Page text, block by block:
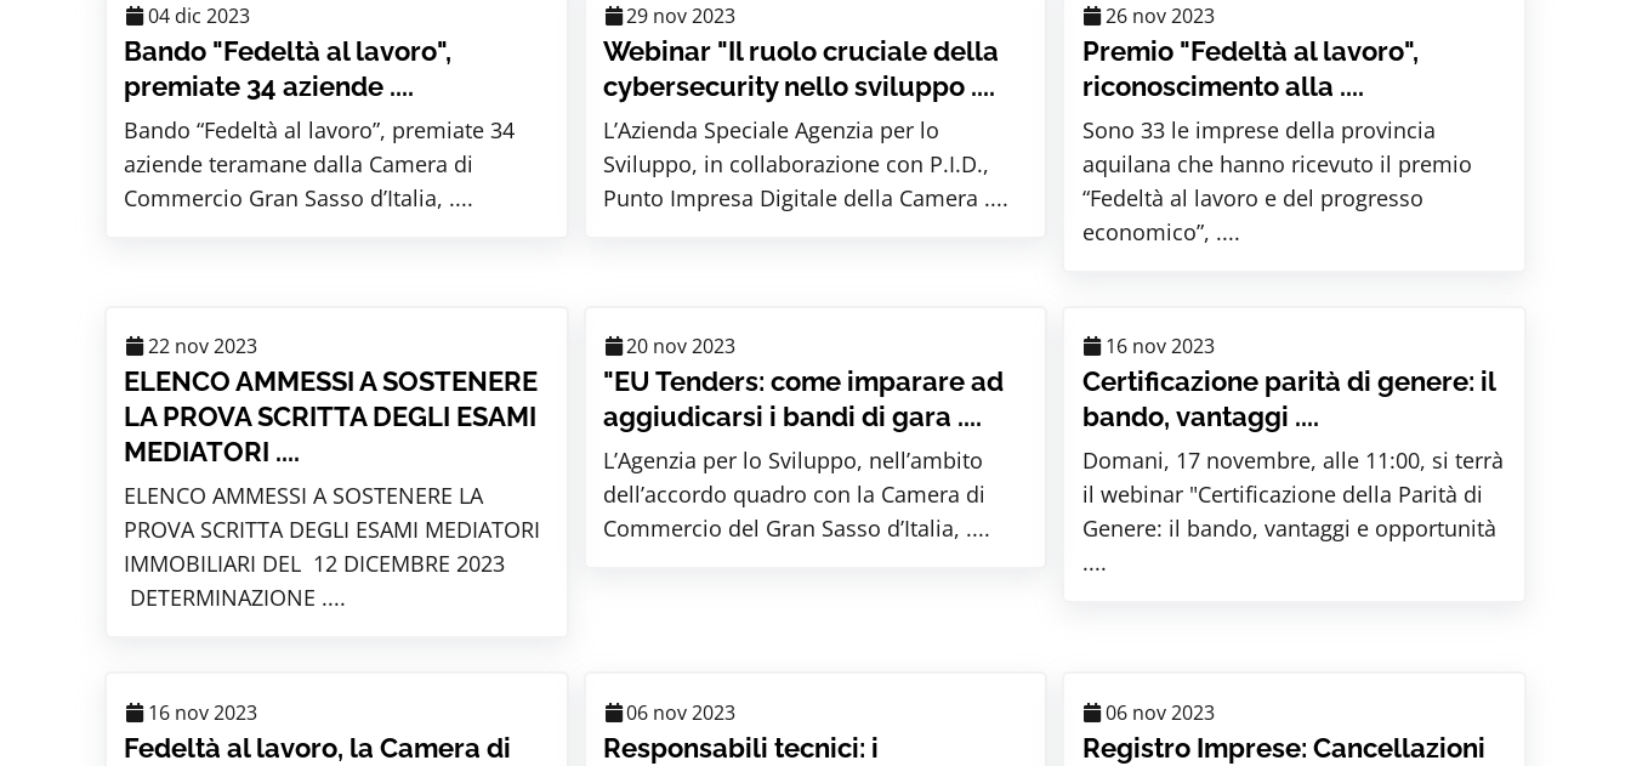
04 dic 2023
Bando "Fedeltà al lavoro",
premiate 34 aziende ....
Bando “Fedeltà al lavoro”, premiate 34
aziende teramane dalla Camera di
Commercio Gran Sasso d’Italia, ....
29 nov 2023
Webinar "Il ruolo cruciale della
cybersecurity nello sviluppo ....
L’Azienda Speciale Agenzia per lo
Sviluppo, in collaborazione con P.I.D.,
Punto Impresa Digitale della Camera ....
26 nov 2023
Premio "Fedeltà al lavoro",
riconoscimento alla ....
Sono 33 le imprese della provincia
aquilana che hanno ricevuto il premio
“Fedeltà al lavoro e del progresso
economico”, ....
22 nov 2023
ELENCO AMMESSI A SOSTENERE
LA PROVA SCRITTA DEGLI ESAMI
MEDIATORI ....
ELENCO AMMESSI A SOSTENERE LA
PROVA SCRITTA DEGLI ESAMI MEDIATORI
IMMOBILIARI DEL 12 DICEMBRE 2023
DETERMINAZIONE ....
20 nov 2023
"EU Tenders: come imparare ad
aggiudicarsi i bandi di gara ....
L’Agenzia per lo Sviluppo, nell’ambito
dell’accordo quadro con la Camera di
Commercio del Gran Sasso d’Italia, ....
16 nov 2023
Certificazione parità di genere: il
bando, vantaggi ....
Domani, 17 novembre, alle 11:00, si terrà
il webinar "Certificazione della Parità di
Genere: il bando, vantaggi e opportunità
....
16 nov 2023
Fedeltà al lavoro, la Camera di
06 nov 2023
Responsabili tecnici: i
06 nov 2023
Registro Imprese: Cancellazioni